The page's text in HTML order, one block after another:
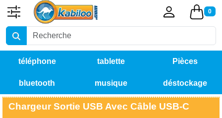
0
téléphone tablette Pièces
détachées
bluetooth musique déstockage
Chargeur Sortie USB Avec Câble USB-C